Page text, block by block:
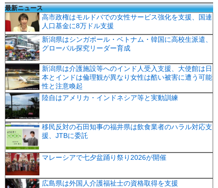
最新ニュース
高市政権はモルドバでの女性サービス強化を支援、国連
人口基金に8万ドル支援
新潟県はシンガポール・ベトナム・韓国に高校生派遣、
グローバル探究リーダー育成
新潟県は介護施設等へのインド人受入支援、大使館は日
本とインドは倫理観が異なり女性は酷い被害に遭う可能
性と注意喚起
陸自はアメリカ・インドネシア等と実動訓練
移民反対の石田知事の福井県は飲食業者のハラル対応支
援、JTBに委託
マレーシアで七夕盆踊り祭り2026が開催
広島県は外国人介護福祉士の資格取得を支援